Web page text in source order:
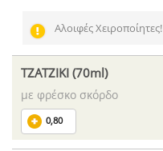
Αλοιφές Χειροποίητες!
ΤΖΑΤΖΙΚΙ (70ml)
με φρέσκο σκόρδο
0,80